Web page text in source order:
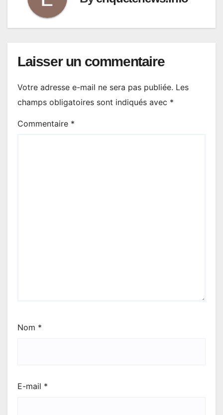
Laisser un commentaire
Votre adresse e-mail ne sera pas publiée. Les
champs obligatoires sont indiqués avec *
Commentaire *
Nom *
E-mail *